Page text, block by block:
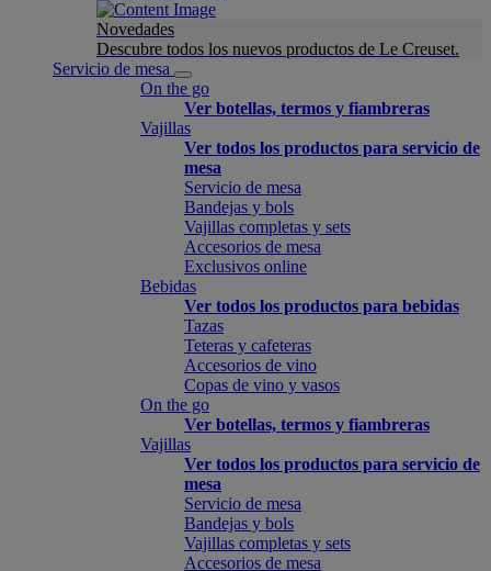
Novedades
Descubre todos los nuevos productos de Le Creuset.
Servicio de mesa
On the go
Ver botellas, termos y fiambreras
Vajillas
Ver todos los productos para servicio de
mesa
Servicio de mesa
Bandejas y bols
Vajillas completas y sets
Accesorios de mesa
Exclusivos online
Bebidas
Ver todos los productos para bebidas
Tazas
Teteras y cafeteras
Accesorios de vino
Copas de vino y vasos
On the go
Ver botellas, termos y fiambreras
Vajillas
Ver todos los productos para servicio de
mesa
Servicio de mesa
Bandejas y bols
Vajillas completas y sets
Accesorios de mesa